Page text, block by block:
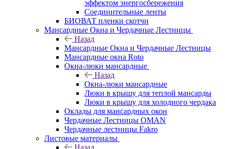
эффектом энергосбережения
Соединительные ленты
БИОВАТ пленки скотчи
Мансардные Окна и Чердачные Лестницы
Назад
Мансардные Окна и Чердачные Лестницы
Мансардные окна Roto
Окна-люки мансардные
Назад
Окна-люки мансардные
Люки в крышу для теплой мансарды
Люки в крышу для холодного чердака
Оклады для мансардных окон
Чердачные Лестницы OMAN
Чердачные лестницы Fakro
Листовые материалы
Назад